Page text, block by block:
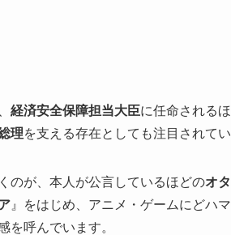
経済安全保障担当大臣に任命される
理を支える存在としても注目されてい
のが、本人が公言しているほどのオ
』をはじめ、アニメ・ゲームにどハ
を呼んでいます。